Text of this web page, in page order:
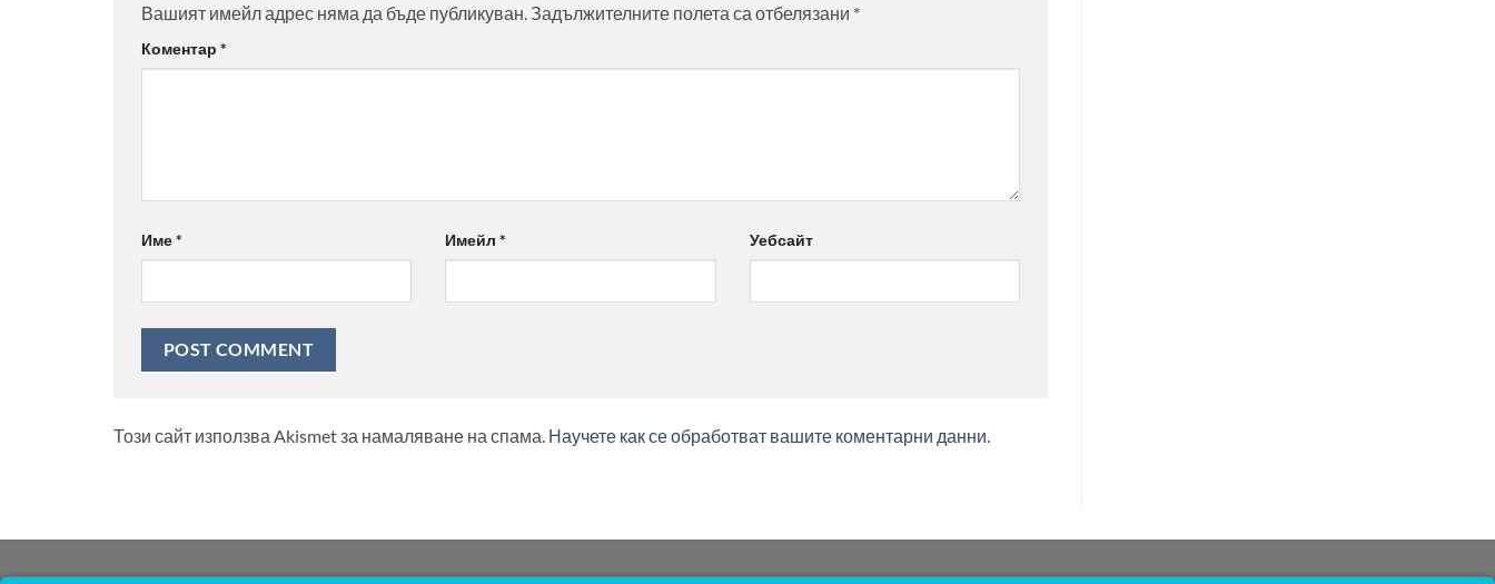
Вашият имейл адрес няма да бъде публикуван.Задължителните полета са отбелязани *
Коментар *
Име* Имейл* Уебсайт
Alternative:
Този сайт използва Akismet за намаляване на спама. Научете как се обработват вашите коментарни данни.